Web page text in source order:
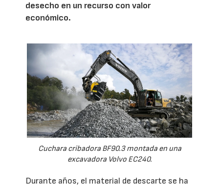
desecho en un recurso con valor
económico.
Cuchara cribadora BF90.3 montada en una
excavadora Volvo EC240.
Durante años, el material de descarte se ha